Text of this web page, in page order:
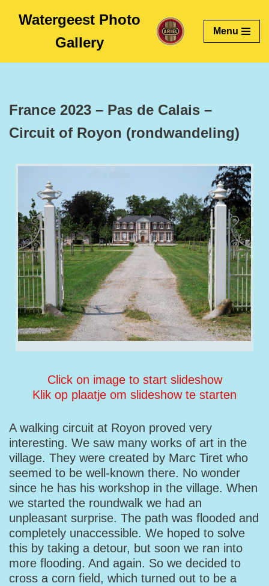
content
Watergeest Photo
Gallery
Menu
France 2023 – Pas de Calais –
Circuit of Royon (rondwandeling)
Click on image to start slideshow
Klik op plaatje om slideshow te starten
A walking circuit at Royon proved very
interesting. We saw many works of art in the
village. They were created by Marc Tiret who
seemed to be well-known there. No wonder
since he has his workshop in the village. When
we started the roundwalk we had an
unpleasant surprise. The path was flooded and
completely unaccessible. We hoped to solve
this by taking a detour, but soon we ran into
more flooding. And again. So we decided to
cross a corn field, which turned out to be a